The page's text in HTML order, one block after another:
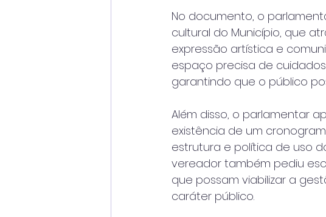
No documento, o
cultural do Município, que
expressão artística e
espaço precisa de
garantindo que o público
Além disso, o parlamentar
existência de um
estrutura e política de uso
vereador também pediu
que possam viabilizar a
caráter público.